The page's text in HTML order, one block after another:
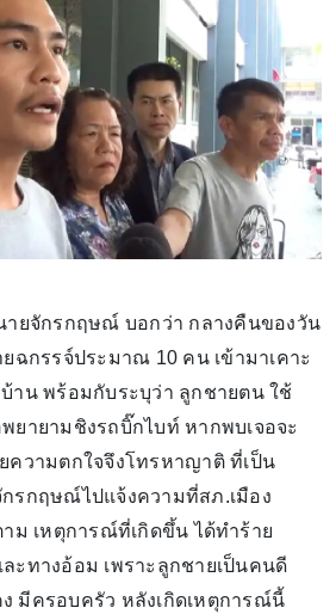
ายจักรกฤษณ์ บอกว่า กลางคืนของวัน
ฉกรรจ์ประมาณ 10 คน เข้ามาเคาะ
าน พร้อมกับระบุว่า ลูกชายตน ใช้
ยายามชิงรถบิ๊กไบท์ หากพบเจอจะ
ความตกใจจึงโทรหาญาติ ที่เป็น
รกฤษณ์ไปแจ้งความที่สภ.เมือง
ม เหตุการณ์ที่เกิดขึ้น ได้ทำร้าย
ะทางอ้อม เพราะลูกชายเป็นคนดี
มีครอบครัว หลังเกิดเหตุการณ์นี้